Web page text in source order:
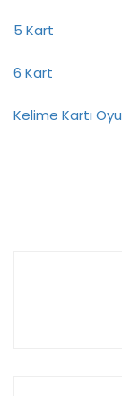
5 Kart
6 Kart
Kelime Kartı